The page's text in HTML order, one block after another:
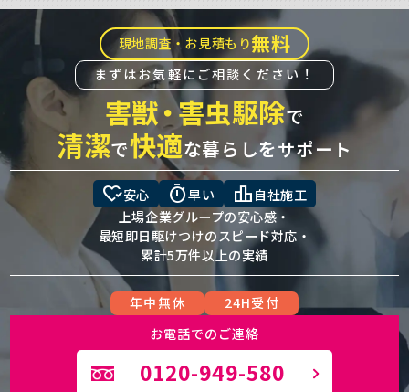
現地調査・お見積もり無料
まずはお気軽にご相談ください！
害獣・害虫駆除で
清潔で快適な暮らしをサポート
heart_check安心 timer早い leaderboard 自社施工
上場企業グループの安心感・
最短即日駆けつけのスピード対応・
累計5万件以上の実績
年中無休
24H受付
お電話でのご連絡
0120-949-580